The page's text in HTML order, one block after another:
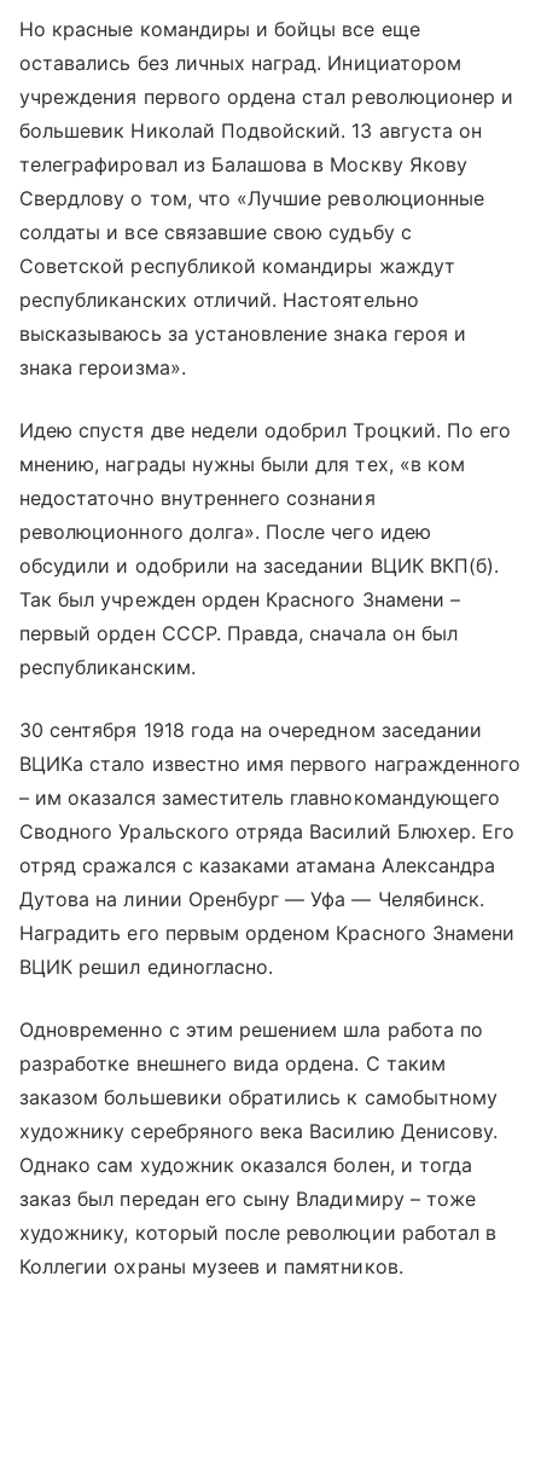
Но красные командиры и бойцы все еще
оставались без личных наград. Инициатором
учреждения первого ордена стал революционер и
большевик Николай Подвойский. 13 августа он
телеграфировал из Балашова в Москву Якову
Свердлову о том, что «Лучшие революционные
солдаты и все связавшие свою судьбу с
Советской республикой командиры жаждут
республиканских отличий. Настоятельно
высказываюсь за установление знака героя и
знака героизма».
Идею спустя две недели одобрил Троцкий. По его
мнению, награды нужны были для тех, «в ком
недостаточно внутреннего сознания
революционного долга». После чего идею
обсудили и одобрили на заседании ВЦИК ВКП(б).
Так был учрежден орден Красного Знамени –
первый орден СССР. Правда, сначала он был
республиканским.
30 сентября 1918 года на очередном заседании
ВЦИКа стало известно имя первого награжденного
– им оказался заместитель главнокомандующего
Сводного Уральского отряда Василий Блюхер. Его
отряд сражался с казаками атамана Александра
Дутова на линии Оренбург — Уфа — Челябинск.
Наградить его первым орденом Красного Знамени
ВЦИК решил единогласно.
Одновременно с этим решением шла работа по
разработке внешнего вида ордена. С таким
заказом большевики обратились к самобытному
художнику серебряного века Василию Денисову.
Однако сам художник оказался болен, и тогда
заказ был передан его сыну Владимиру – тоже
художнику, который после революции работал в
Коллегии охраны музеев и памятников.